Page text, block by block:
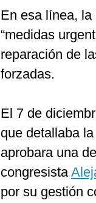
En esa línea,
“medidas
reparación de
forzadas.
El 7 de
que detallaba
aprobara una
congresista
por su gestión